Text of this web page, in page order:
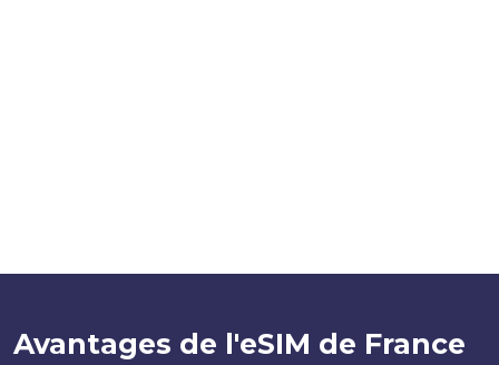
Avantages de l'eSIM de France